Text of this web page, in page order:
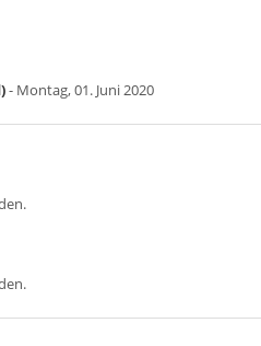
- Montag, 01. Juni 2020